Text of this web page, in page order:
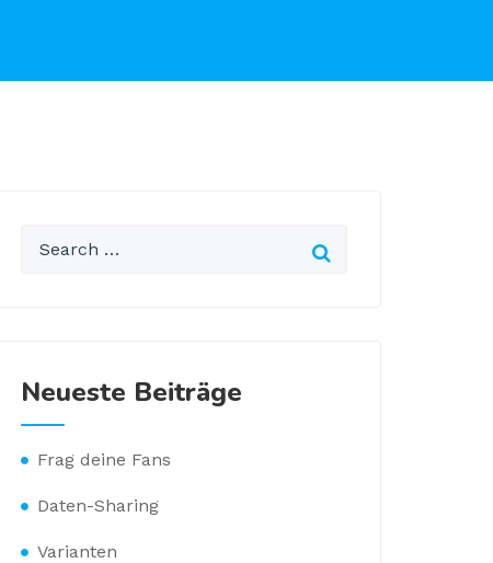
Neueste Beiträge
Frag deine Fans
Daten-Sharing
Varianten